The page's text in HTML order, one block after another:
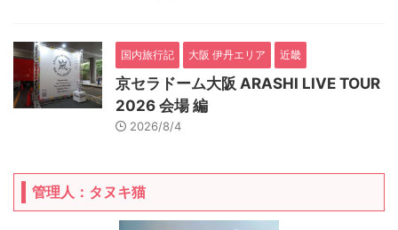
国内旅行記 大阪 伊丹エリア 近畿
京セラドーム大阪 ARASHI LIVE TOUR
2026 会場 編
2026/8/4
管理人：タヌキ猫